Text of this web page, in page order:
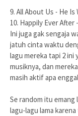
9. All About Us - He Is
10. Happily Ever After
Ini juga gak sengaja
jatuh cinta waktu
lagu mereka tapi 2 ini
musiknya, dan
masih aktif apa
Se random itu emang
lagu-lagu lama